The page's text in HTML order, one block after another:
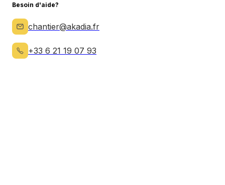
Besoin d'aide?
chantier@akadia.fr
+33 6 21 19 07 93